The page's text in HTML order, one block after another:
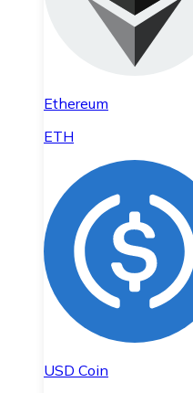
Ethereum
ETH
USD Coin